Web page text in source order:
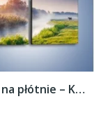
Obraz na płótnie – Koń o poranku –...